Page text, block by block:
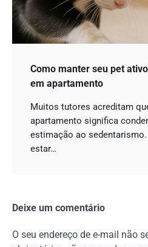
Como manter seu pet
em apartamento
Muitos tutores acreditam
apartamento significa
estimação ao
estar…
Deixe um comentário
O seu endereço de e-mail não